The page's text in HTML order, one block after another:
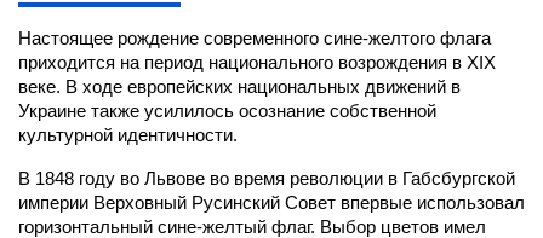
Настоящее рождение современного сине-желтого флага
приходится на период национального возрождения в XIX
веке. В ходе европейских национальных движений в
Украине также усилилось осознание собственной
культурной идентичности.
В 1848 году во Львове во время революции в Габсбургской
империи Верховный Русинский Совет впервые использовал
горизонтальный сине-желтый флаг. Выбор цветов имел